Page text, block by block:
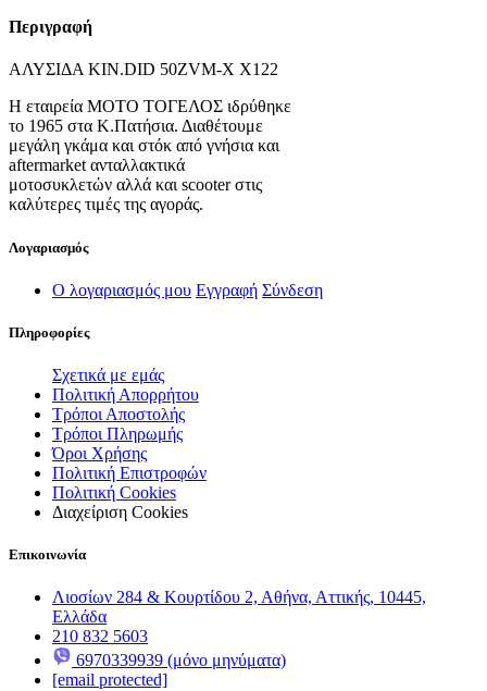
Περιγραφή
ΑΛΥΣΙΔΑ ΚΙΝ.DID 50ZVM-Χ X122
Η εταιρεία ΜΟΤΟ ΤΟΓΕΛΟΣ ιδρύθηκε
το 1965 στα Κ.Πατήσια. Διαθέτουμε
μεγάλη γκάμα και στόκ από γνήσια και
aftermarket ανταλλακτικά
μοτοσυκλετών αλλά και scooter στις
καλύτερες τιμές της αγοράς.
Λογαριασμός
Ο λογαριασμός μου Εγγραφή Σύνδεση
Πληροφορίες
Σχετικά με εμάς
Πολιτική Απορρήτου
Τρόποι Αποστολής
Τρόποι Πληρωμής
Όροι Χρήσης
Πολιτική Επιστροφών
Πολιτική Cookies
Διαχείριση Cookies
Επικοινωνία
Λιοσίων 284 & Κουρτίδου 2, Αθήνα, Αττικής, 10445,
Ελλάδα
210 832 5603
6970339939 (μόνο μηνύματα)
[email protected]